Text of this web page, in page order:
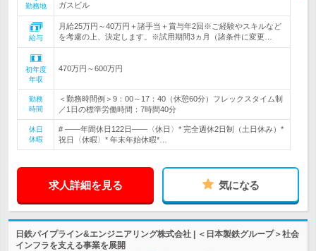
勤務地
ガスビル
給与
月給25万円～40万円＋諸手当＋賞与年2回※ご経験やスキルなど
を考慮の上、決定します。※試用期間3ヵ月（諸条件に変更…
初年度
年収
470万円～600万円
勤務
時間
＜勤務時間例＞9：00～17：40（休憩60分）フレックスタイム制
／1日の標準労働時間：7時間40分
休日
休暇
# ――年間休日122日――〈休日〉* 完全週休2日制（土日休み）*
祝日〈休暇〉* 年末年始休暇*…
求人詳細を見る 気になる
日鉄パイプライン&エンジニアリング株式会社 | ＜日本製鉄グループ＞社会
インフラを支える事業を展開